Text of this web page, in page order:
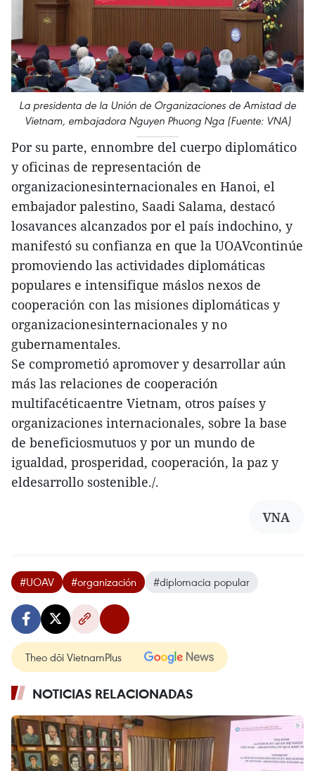
La presidenta de la Unión de Organizaciones de Amistad de
Vietnam, embajadora Nguyen Phuong Nga (Fuente: VNA)
Por su parte, ennombre del cuerpo diplomático
y oficinas de representación de
organizacionesinternacionales en Hanoi, el
embajador palestino, Saadi Salama, destacó
losavances alcanzados por el país indochino, y
manifestó su confianza en que la UOAVcontinúe
promoviendo las actividades diplomáticas
populares e intensifique máslos nexos de
cooperación con las misiones diplomáticas y
organizacionesinternacionales y no
gubernamentales.
Se comprometió apromover y desarrollar aún
más las relaciones de cooperación
multifacéticaentre Vietnam, otros países y
organizaciones internacionales, sobre la base
de beneficiosmutuos y por un mundo de
igualdad, prosperidad, cooperación, la paz y
eldesarrollo sostenible./.
VNA
#UOAV #organización #diplomacia popular
Theo dõi VietnamPlus
NOTICIAS RELACIONADAS